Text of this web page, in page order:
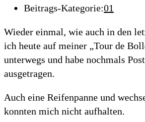
Beitrags-Kategorie:01
Wieder einmal, wie auch in den
ich heute auf meiner „Tour de
unterwegs und habe nochmals
ausgetragen.
Auch eine Reifenpanne und
konnten mich nicht aufhalten.